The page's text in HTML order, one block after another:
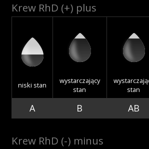
Krwiodawcy
Krew RhD (+) plus
niski stan
wystarczający
stan
stan
A B AB
Krew RhD (-) minus